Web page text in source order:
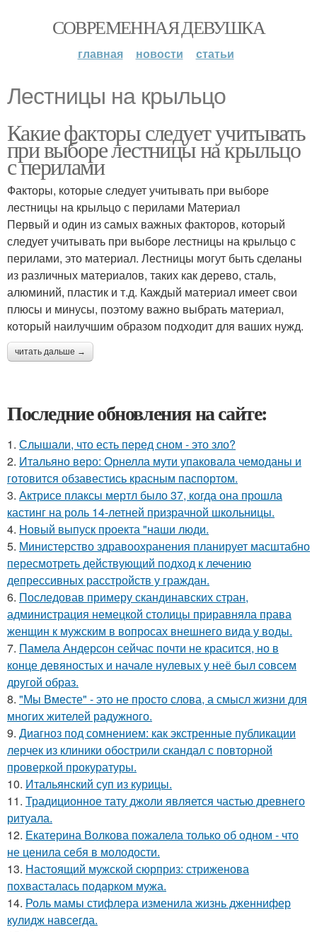
СОВРЕМЕННАЯ ДЕВУШКА
главная новости статьи
Лестницы на крыльцо
Какие факторы следует учитывать
при выборе лестницы на крыльцо
с перилами
Факторы, которые следует учитывать при выборе
лестницы на крыльцо с перилами Материал
Первый и один из самых важных факторов, который
следует учитывать при выборе лестницы на крыльцо с
перилами, это материал. Лестницы могут быть сделаны
из различных материалов, таких как дерево, сталь,
алюминий, пластик и т.д. Каждый материал имеет свои
плюсы и минусы, поэтому важно выбрать материал,
который наилучшим образом подходит для ваших нужд.
читать дальше →
Последние обновления на сайте:
1. Слышали, что есть перед сном - это зло?
2. Итальяно веро: Орнелла мути упаковала чемоданы и
готовится обзавестись красным паспортом.
3. Актрисе плаксы мертл было 37, когда она прошла
кастинг на роль 14-летней призрачной школьницы.
4. Новый выпуск проекта "наши люди.
5. Министерство здравоохранения планирует масштабно
пересмотреть действующий подход к лечению
депрессивных расстройств у граждан.
6. Последовав примеру скандинавских стран,
администрация немецкой столицы приравняла права
женщин к мужским в вопросах внешнего вида у воды.
7. Памела Андерсон сейчас почти не красится, но в
конце девяностых и начале нулевых у неё был совсем
другой образ.
8. "Мы Вместе" - это не просто слова, а смысл жизни для
многих жителей радужного.
9. Диагноз под сомнением: как экстренные публикации
лерчек из клиники обострили скандал с повторной
проверкой прокуратуры.
10. Итальянский суп из курицы.
11. Традиционное тату джоли является частью древнего
ритуала.
12. Екатерина Волкова пожалела только об одном - что
не ценила себя в молодости.
13. Настоящий мужской сюрприз: стриженова
похвасталась подарком мужа.
14. Роль мамы стифлера изменила жизнь дженнифер
кулидж навсегда.